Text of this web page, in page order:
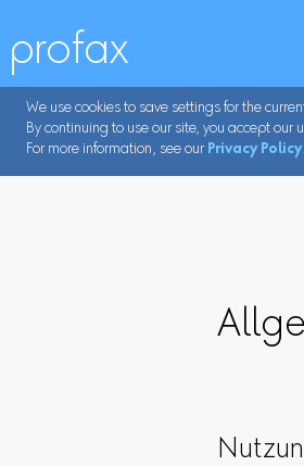
profax
We use cookies to save settings for the
By continuing to use our site, you accept our
For more information, see our Privacy Policy.